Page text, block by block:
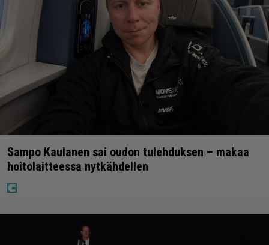
Sampo Kaulanen sai oudon tulehduksen – makaa
hoitolaitteessa nytkähdellen